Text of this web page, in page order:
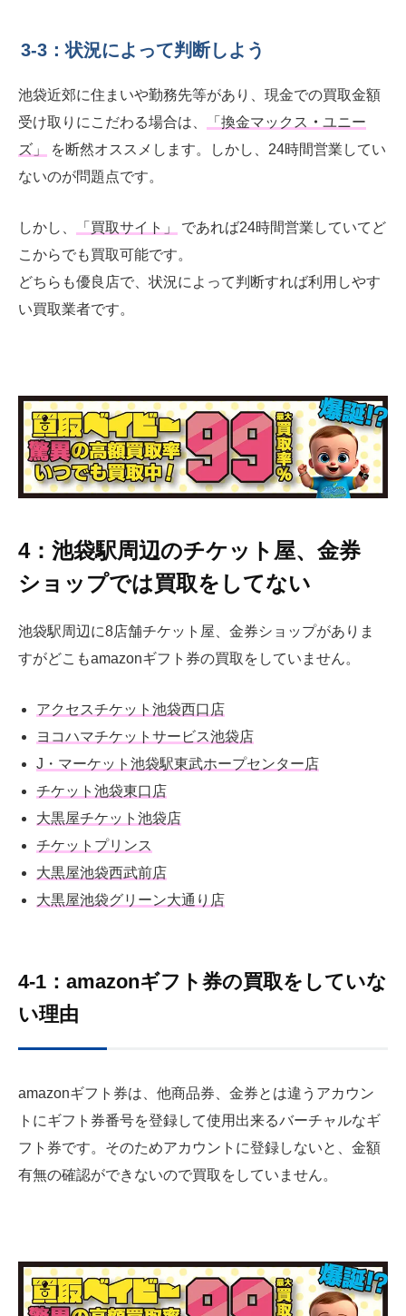
3-3：状況によって判断しよう
池袋近郊に住まいや勤務先等があり、現金での買取金額
受け取りにこだわる場合は、
「換金マックス ・ ユニー
ズ」
を断然オススメします。しかし、24時間営業してい
ないのが問題点です。
しかし、 「買取サイト」
であれば24時間営業していてど
こからでも買取可能です。
どちらも優良店で、状況によって判断すれば利用しやす
い買取業者です。
4：池袋駅周辺のチケット屋、金券
ショップでは買取をしてない
池袋駅周辺に8店舗チケット屋、金券ショップがありま
すがどこもamazonギフト券の買取をしていません。
アクセスチケット池袋西口店
ヨコハマチケットサービス池袋店
J・マーケット池袋駅東武ホープセンター店
チケット池袋東口店
大黒屋チケット池袋店
チケットプリンス
大黒屋池袋西武前店
大黒屋池袋グリーン大通り店
4-1：amazonギフト券の買取をしていな
い理由
amazonギフト券は、他商品券、金券とは違うアカウン
トにギフト券番号を登録して使用出来るバーチャルなギ
フト券です。そのためアカウントに登録しないと、金額
有無の確認ができないので買取をしていません。